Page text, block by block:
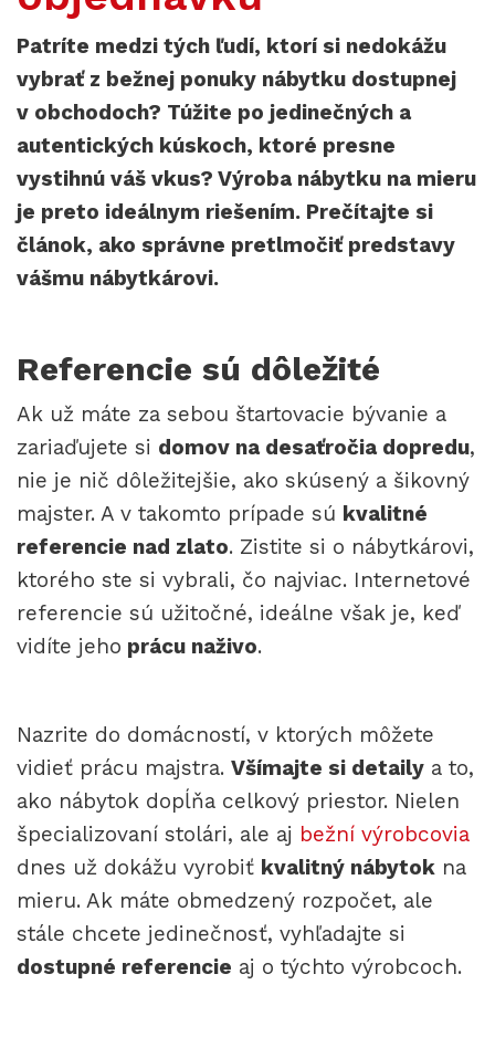
Patríte medzi tých ľudí, ktorí si nedokážu
vybrať z bežnej ponuky nábytku dostupnej
v obchodoch? Túžite po jedinečných a
autentických kúskoch, ktoré presne
vystihnú váš vkus? Výroba nábytku na mieru
je preto ideálnym riešením. Prečítajte si
článok, ako správne pretlmočiť predstavy
vášmu nábytkárovi.
Referencie sú dôležité
Ak už máte za sebou štartovacie bývanie a
zariaďujete si domov na desaťročia dopredu,
nie je nič dôležitejšie, ako skúsený a šikovný
majster. A v takomto prípade sú kvalitné
referencie nad zlato. Zistite si o nábytkárovi,
ktorého ste si vybrali, čo najviac. Internetové
referencie sú užitočné, ideálne však je, keď
vidíte jeho prácu naživo.
Nazrite do domácností, v ktorých môžete
vidieť prácu majstra. Všímajte si detaily a to,
ako nábytok dopĺňa celkový priestor. Nielen
špecializovaní stolári, ale aj bežní výrobcovia
dnes už dokážu vyrobiť kvalitný nábytok na
mieru. Ak máte obmedzený rozpočet, ale
stále chcete jedinečnosť, vyhľadajte si
dostupné referencie aj o týchto výrobcoch.